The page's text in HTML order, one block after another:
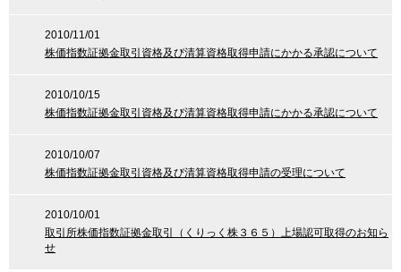
2010/11/01
株価指数証拠金取引資格及び清算資格取得申請にかかる承認について
2010/10/15
株価指数証拠金取引資格及び清算資格取得申請にかかる承認について
2010/10/07
株価指数証拠金取引資格及び清算資格取得申請の受理について
2010/10/01
取引所株価指数証拠金取引（くりっく株３６５）上場認可取得のお知ら
せ